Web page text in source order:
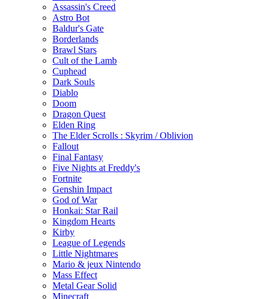
Assassin's Creed
Astro Bot
Baldur's Gate
Borderlands
Brawl Stars
Cult of the Lamb
Cuphead
Dark Souls
Diablo
Doom
Dragon Quest
Elden Ring
The Elder Scrolls : Skyrim / Oblivion
Fallout
Final Fantasy
Five Nights at Freddy's
Fortnite
Genshin Impact
God of War
Honkai: Star Rail
Kingdom Hearts
Kirby
League of Legends
Little Nightmares
Mario & jeux Nintendo
Mass Effect
Metal Gear Solid
Minecraft